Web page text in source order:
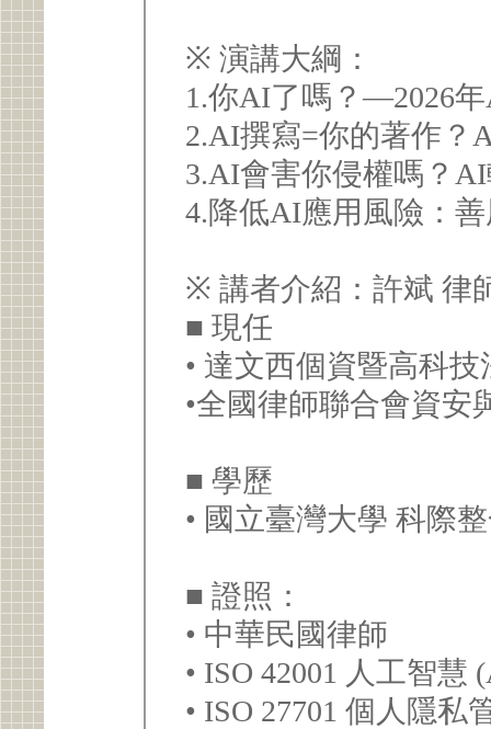
※ 演講大綱：
1.你AI了嗎？—2026
2.AI撰寫=你的著作？
3.AI會害你侵權嗎？
4.降低AI應用風險：
※ 講者介紹：許斌 律
■ 現任
• 達文西個資暨高科
•全國律師聯合會資
■ 學歷
• 國立臺灣大學 科際
■ 證照：
• 中華民國律師
• ISO 42001 人工智
• ISO 27701 個人隱